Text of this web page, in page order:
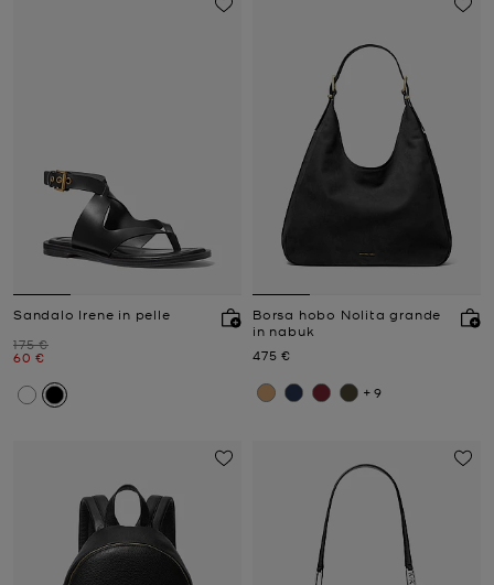
Sandalo Irene in pelle
Prezzo iniziale
175 €
Prezzo attuale
60 €
Borsa hobo Nolita grande
in nabuk
Prezzo attuale
475 €
+9